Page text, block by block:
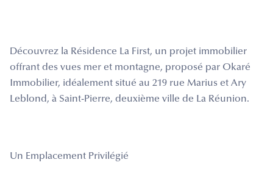
Découvrez la Résidence La First, un projet immobilier
offrant des vues mer et montagne, proposé par Okaré
Immobilier, idéalement situé au 219 rue Marius et Ary
Leblond, à Saint-Pierre, deuxième ville de La Réunion.
Un Emplacement Privilégié